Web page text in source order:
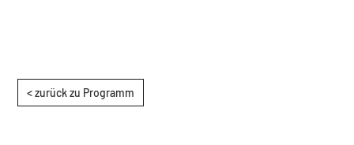
< zurück zu Programm